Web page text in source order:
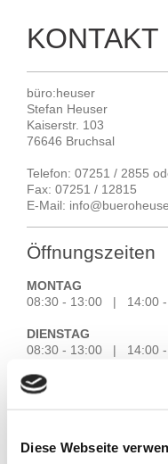
Diese Webseite
KONTAKT
büro:heuser
Stefan Heuser
Kaiserstr. 103
76646 Bruchsal
Telefon: 07251 / 2855
Fax: 07251 / 12815
E-Mail:
Öffnungszeiten
MONTAG
08:30 - 13:00 | 14:00 -
DIENSTAG
08:30 - 13:00 | 14:00 -
MITTWOCH
08:30 - 13:00
08:30 - 13:00 | 14:00 -